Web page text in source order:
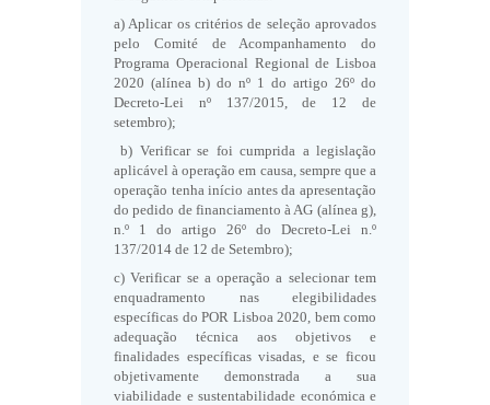
a) Aplicar os critérios de seleção aprovados
pelo Comité de Acompanhamento do
Programa Operacional Regional de Lisboa
2020 (alínea b) do nº 1 do artigo 26º do
Decreto-Lei nº 137/2015, de 12 de
setembro);
b) Verificar se foi cumprida a legislação
aplicável à operação em causa, sempre que a
operação tenha início antes da apresentação
do pedido de financiamento à AG (alínea g),
n.º 1 do artigo 26º do Decreto-Lei n.º
137/2014 de 12 de Setembro);
c) Verificar se a operação a selecionar tem
enquadramento nas elegibilidades
específicas do POR Lisboa 2020, bem como
adequação técnica aos objetivos e
finalidades específicas visadas, e se ficou
objetivamente demonstrada a sua
viabilidade e sustentabilidade económica e